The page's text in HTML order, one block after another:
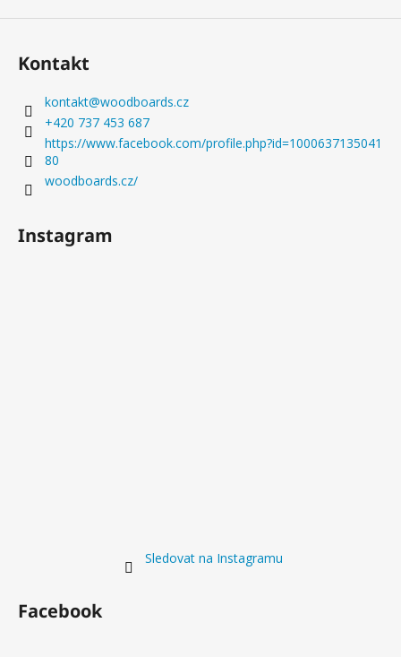
Kontakt
kontakt@woodboards.cz
+420 737 453 687
https://www.facebook.com/profile.php?id=1000637135041
80
woodboards.cz/
Instagram
Sledovat na Instagramu
Facebook